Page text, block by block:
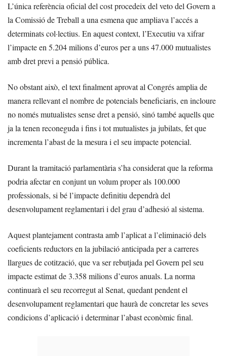
L’única referència oficial del cost procedeix del veto del Govern a
la Comissió de Treball a una esmena que ampliava l’accés a
determinats col·lectius. En aquest context, l’Executiu va xifrar
l’impacte en 5.204 milions d’euros per a uns 47.000 mutualistes
amb dret previ a pensió pública.
No obstant això, el text finalment aprovat al Congrés amplia de
manera rellevant el nombre de potencials beneficiaris, en incloure
no només mutualistes sense dret a pensió, sinó també aquells que
ja la tenen reconeguda i fins i tot mutualistes ja jubilats, fet que
incrementa l’abast de la mesura i el seu impacte potencial.
Durant la tramitació parlamentària s’ha considerat que la reforma
podria afectar en conjunt un volum proper als 100.000
professionals, si bé l’impacte definitiu dependrà del
desenvolupament reglamentari i del grau d’adhesió al sistema.
Aquest plantejament contrasta amb l’aplicat a l’eliminació dels
coeficients reductors en la jubilació anticipada per a carreres
llargues de cotització, que va ser rebutjada pel Govern pel seu
impacte estimat de 3.358 milions d’euros anuals. La norma
continuarà el seu recorregut al Senat, quedant pendent el
desenvolupament reglamentari que haurà de concretar les seves
condicions d’aplicació i determinar l’abast econòmic final.